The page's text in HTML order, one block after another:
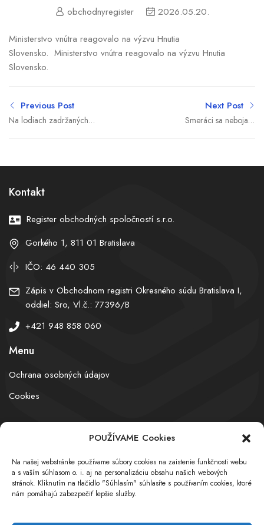
POUŽÍVAME Cookies
Na našej webstránke používame súbory cookies na zaistenie funkčnosti webu
a s vaším súhlasom o. i. aj na personalizáciu obsahu našich webových
stránok. Kliknutím na tlačidlo "Súhlasím" súhlasíte s používaním cookies, ktoré
nám pomáhajú zabezpečiť lepšie služby.
obchodnyregister 2026.05.20.
Ministerstvo vnútra reagovalo na výzvu Hnutia
Slovensko. Ministerstvo vnútra reagovalo na výzvu Hnutia
Slovensko.
Previous Post
Na lodiach zadržaných
Next Post
Smeráci sa neboja o
Kontakt
Register obchodných spoločností s.r.o.
Gorkého 1, 811 01 Bratislava
IČO: 46 440 305
Zápis v Obchodnom registri Okresného súdu Bratislava I,
oddiel: Sro, Vl.č.: 77396/B
+421 948 858 060
Menu
Ochrana osobných údajov
Cookies